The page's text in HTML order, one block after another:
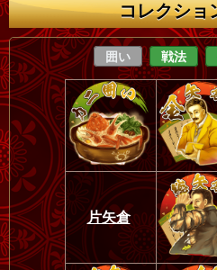
コレクショ
囲い 戦法
片矢倉